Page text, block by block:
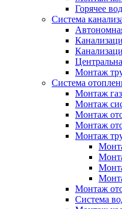
Горячее
Система
Монтаж
Система
Монтаж
Монтаж
Монтаж
Монтаж
Монтаж
Монтаж
Система